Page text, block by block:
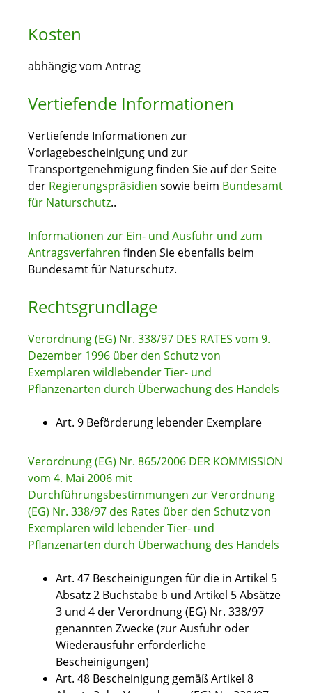
Kosten
abhängig vom Antrag
Vertiefende Informationen
Vertiefende Informationen zur
Vorlagebescheinigung und zur
Transportgenehmigung finden Sie auf der Seite
der Regierungspräsidien sowie beim Bundesamt
für Naturschutz..
Informationen zur Ein- und Ausfuhr und zum
Antragsverfahren finden Sie ebenfalls beim
Bundesamt für Naturschutz.
Rechtsgrundlage
Verordnung (EG) Nr. 338/97 DES RATES vom 9.
Dezember 1996 über den Schutz von
Exemplaren wildlebender Tier- und
Pflanzenarten durch Überwachung des Handels
Art. 9 Beförderung lebender Exemplare
Verordnung (EG) Nr. 865/2006 DER KOMMISSION
vom 4. Mai 2006 mit
Durchführungsbestimmungen zur Verordnung
(EG) Nr. 338/97 des Rates über den Schutz von
Exemplaren wild lebender Tier- und
Pflanzenarten durch Überwachung des Handels
Art. 47 Bescheinigungen für die in Artikel 5
Absatz 2 Buchstabe b und Artikel 5 Absätze
3 und 4 der Verordnung (EG) Nr. 338/97
genannten Zwecke (zur Ausfuhr oder
Wiederausfuhr erforderliche
Bescheinigungen)
Art. 48 Bescheinigung gemäß Artikel 8